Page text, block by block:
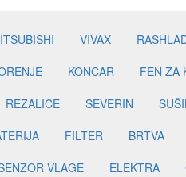
VIVAX
KONČAR FEN ZA
REZALICE SEVERIN
FILTER BRTVA
VLAGE ELEKTRA